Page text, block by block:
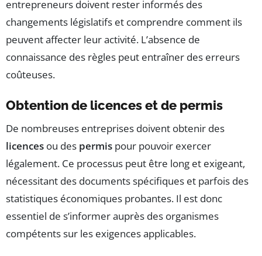
entrepreneurs doivent rester informés des
changements législatifs et comprendre comment ils
peuvent affecter leur activité. L’absence de
connaissance des règles peut entraîner des erreurs
coûteuses.
Obtention de licences et de permis
De nombreuses entreprises doivent obtenir des
licences ou des permis pour pouvoir exercer
légalement. Ce processus peut être long et exigeant,
nécessitant des documents spécifiques et parfois des
statistiques économiques probantes. Il est donc
essentiel de s’informer auprès des organismes
compétents sur les exigences applicables.